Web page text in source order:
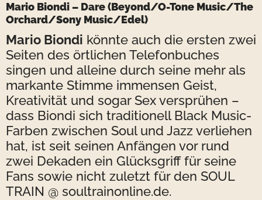
Mario Biondi – Dare(Beyond/O-Tone Music/The
Orchard/Sony Music/Edel)
Mario Biondi könnte auch die ersten zwei
Seiten des örtlichen Telefonbuches
singen und alleine durch seine mehr als
markante Stimme immensen Geist,
Kreativität und sogar Sex versprühen –
dass Biondi sich traditionell Black Music-
Farben zwischen Soul und Jazz verliehen
hat, ist seit seinen Anfängen vor rund
zwei Dekaden ein Glücksgriff für seine
Fans sowie nicht zuletzt für den SOUL
TRAIN @ soultrainonline.de.